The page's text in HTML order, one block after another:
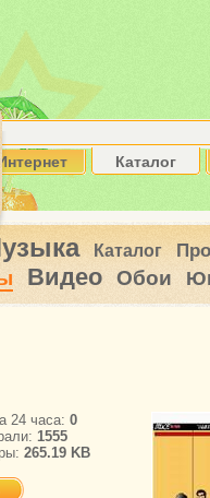
Интернет Каталог
Каталог
Видео Обои
24 часа: 0
1555
265.19 KB